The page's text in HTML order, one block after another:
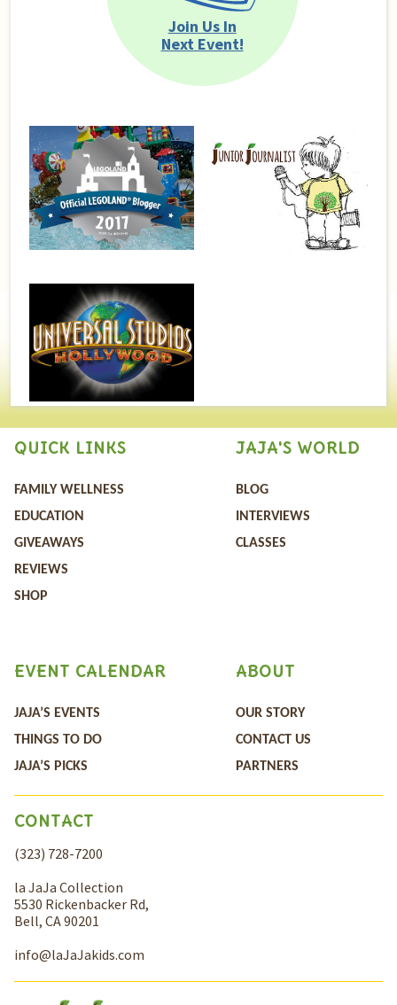
Join Us In
Next Event!
QUICK LINKS
FAMILY WELLNESS
EDUCATION
GIVEAWAYS
REVIEWS
SHOP
JAJA'S WORLD
BLOG
INTERVIEWS
CLASSES
ABOUT
OUR STORY
CONTACT US
PARTNERS
EVENT CALENDAR
JAJA’S EVENTS
THINGS TO DO
JAJA’S PICKS
CONTACT
(323) 728-7200
la JaJa Collection
5530 Rickenbacker Rd,
Bell, CA 90201
info@laJaJakids.com